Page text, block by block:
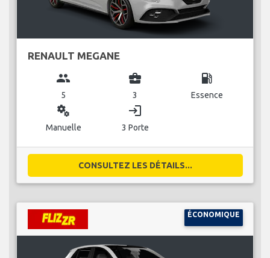
RENAULT MEGANE
group
5
business_center
3
local_gas_station
Essence
miscellaneous_services
Manuelle
login
3 Porte
CONSULTEZ LES DÉTAILS...
ÉCONOMIQUE